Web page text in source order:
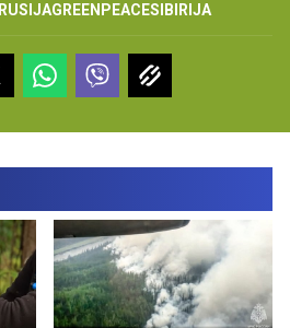
RUSIJAGREENPEACESIBIRIJA